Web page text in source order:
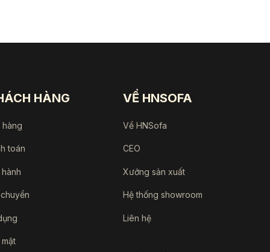
HÀNG
hàng
toán
VỀ HNSOFA
Về HNSofa
CEO
Xưởng sản xuất
Hệ thống showroom
Liên hệ